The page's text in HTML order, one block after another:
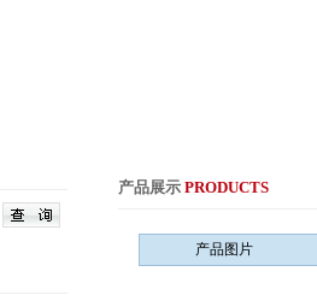
产品展示 PRODUCTS
产品图片